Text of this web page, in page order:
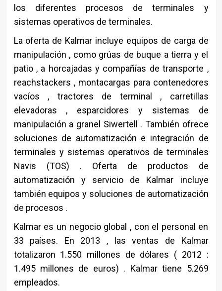
los diferentes procesos de terminales y
sistemas operativos de terminales.
La oferta de Kalmar incluye equipos de carga de
manipulación , como grúas de buque a tierra y el
patio , a horcajadas y compañías de transporte ,
reachstackers , montacargas para contenedores
vacíos , tractores de terminal , carretillas
elevadoras , esparcidores y sistemas de
manipulación a granel Siwertell . También ofrece
soluciones de automatización e integración de
terminales y sistemas operativos de terminales
Navis (TOS) . Oferta de productos de
automatización y servicio de Kalmar incluye
también equipos y soluciones de automatización
de procesos .
Kalmar es un negocio global , con el personal en
33 países. En 2013 , las ventas de Kalmar
totalizaron 1.550 millones de dólares ( 2012 :
1.495 millones de euros) . Kalmar tiene 5.269
empleados.